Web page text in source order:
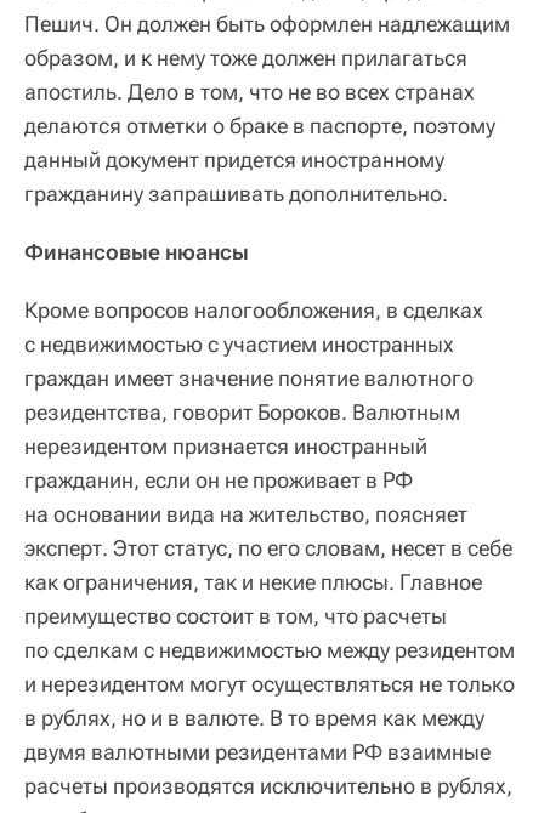
Пешич. Он должен быть оформлен надлежащим
образом, и к нему тоже должен прилагаться
апостиль. Дело в том, что не во всех странах
делаются отметки о браке в паспорте, поэтому
данный документ придется иностранному
гражданину запрашивать дополнительно.
Финансовые нюансы
Кроме вопросов налогообложения, в сделках
с недвижимостью с участием иностранных
граждан имеет значение понятие валютного
резидентства, говорит Бороков. Валютным
нерезидентом признается иностранный
гражданин, если он не проживает в РФ
на основании вида на жительство, поясняет
эксперт. Этот статус, по его словам, несет в себе
как ограничения, так и некие плюсы. Главное
преимущество состоит в том, что расчеты
по сделкам с недвижимостью между резидентом
и нерезидентом могут осуществляться не только
в рублях, но и в валюте. В то время как между
двумя валютными резидентами РФ взаимные
расчеты производятся исключительно в рублях,